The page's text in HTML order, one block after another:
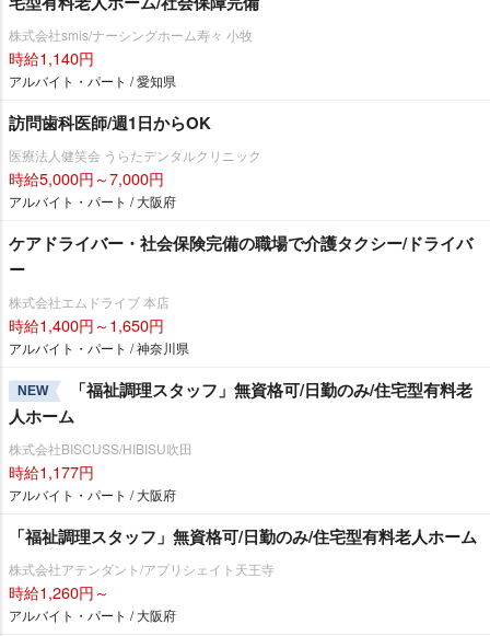
株式会社smis/ナーシングホーム寿々 小牧
時給1,140円
アルバイト・パート / 愛知県
訪問歯科医師/週1日からOK
医療法人健笑会 うらたデンタルクリニック
時給5,000円～7,000円
アルバイト・パート / 大阪府
ケアドライバー・社会保険完備の職場で介護タクシー/ドライバ
ー
株式会社エムドライブ 本店
時給1,400円～1,650円
アルバイト・パート / 神奈川県
NEW
「福祉調理スタッフ」無資格可/日勤のみ/住宅型有料老
人ホーム
株式会社BISCUSS/HIBISU吹田
時給1,177円
アルバイト・パート / 大阪府
「福祉調理スタッフ」無資格可/日勤のみ/住宅型有料老人ホーム
株式会社アテンダント/アプリシェイト天王寺
時給1,260円～
アルバイト・パート / 大阪府